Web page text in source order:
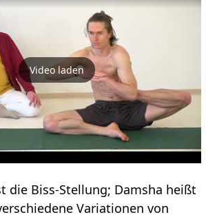
Video laden
die Biss-Stellung; Damsha heißt
Variationen von